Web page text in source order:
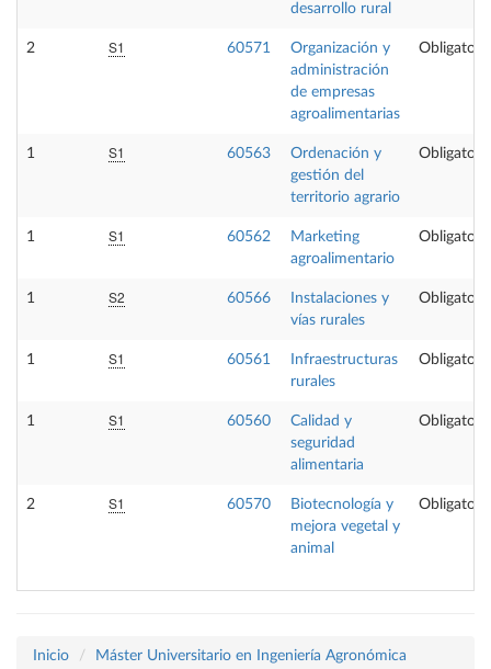
desarrollo rural
2 S1 60571
Organización y
administración
de empresas
agroalimentarias
Obligatoria
1 S1 60563
Ordenación y
gestión del
territorio agrario
Obligatoria
1 S1 60562
Marketing
agroalimentario
Obligatoria
1 S2 60566
Instalaciones y
vías rurales
Obligatoria
1 S1 60561
Infraestructuras
rurales
Obligatoria
1 S1 60560
Calidad y
seguridad
alimentaria
Obligatoria
2 S1 60570
Biotecnología y
mejora vegetal y
animal
Obligatoria
Inicio
Máster Universitario en Ingeniería Agronómica